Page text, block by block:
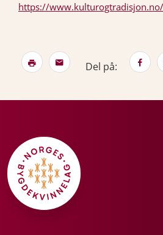
https://www.kulturogtradisjon.no/
Del på: